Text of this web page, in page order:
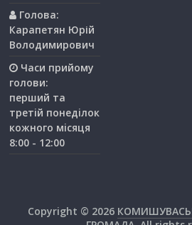
Голова:
Карапетян Юрій
Володимирович
Часи прийому
голови:
перший та
третiй понедiлок
кожного мiсяця
8:00 - 12:00
Copyright © 2026